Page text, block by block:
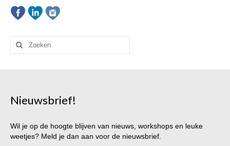
Zoeken
naar:
Nieuwsbrief!
Wil je op de hoogte blijven van nieuws, workshops en leuke
weetjes? Meld je dan aan voor de nieuwsbrief.